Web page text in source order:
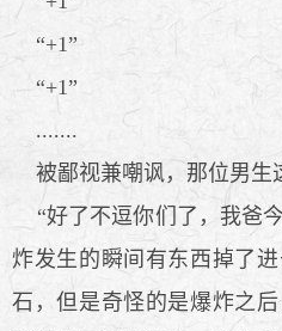
“+1”
“+1”
.......
被鄙视兼嘲讽，那位男生
“好了不逗你们了，我爸
炸发生的瞬间有东西掉了
石，但是奇怪的是爆炸之